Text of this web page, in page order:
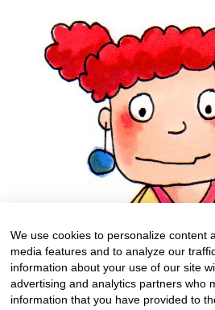
We use cookies to personalize content
media features and to analyze our
information about your use of our site
advertising and analytics partners who
information that you have provided to